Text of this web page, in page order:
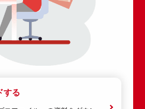
する